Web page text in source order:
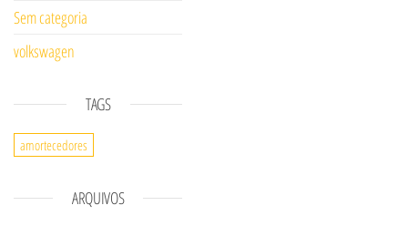
Sem categoria
volkswagen
TAGS
amortecedores
ARQUIVOS